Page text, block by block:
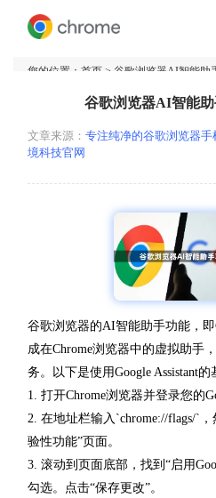
您的位置： 首页 > 谷歌浏览器AI智能助
谷歌浏览器AI智能
文章来源： 专注纯净的谷歌浏览器手
境科技官网
谷歌浏览器的AI智能助手功能，即
成在Chrome浏览器中的虚拟助手
务。以下是使用Google Assistant的
1. 打开Chrome浏览器并登录您的
2. 在地址栏输入`chrome://flags/`
验性功能”页面。
3. 滚动到页面底部，找到“启用
勾选。点击“保存更改”。